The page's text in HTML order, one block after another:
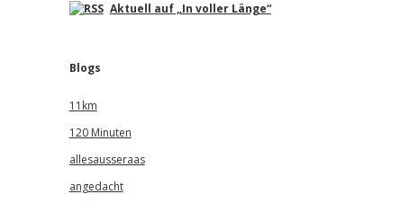
Aktuell auf „In voller Länge“
Blogs
11km
120 Minuten
allesausseraas
angedacht